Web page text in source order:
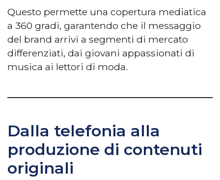
Questo permette una copertura mediatica
a 360 gradi, garantendo che il messaggio
del brand arrivi a segmenti di mercato
differenziati, dai giovani appassionati di
musica ai lettori di moda.
Dalla telefonia alla
produzione di contenuti
originali